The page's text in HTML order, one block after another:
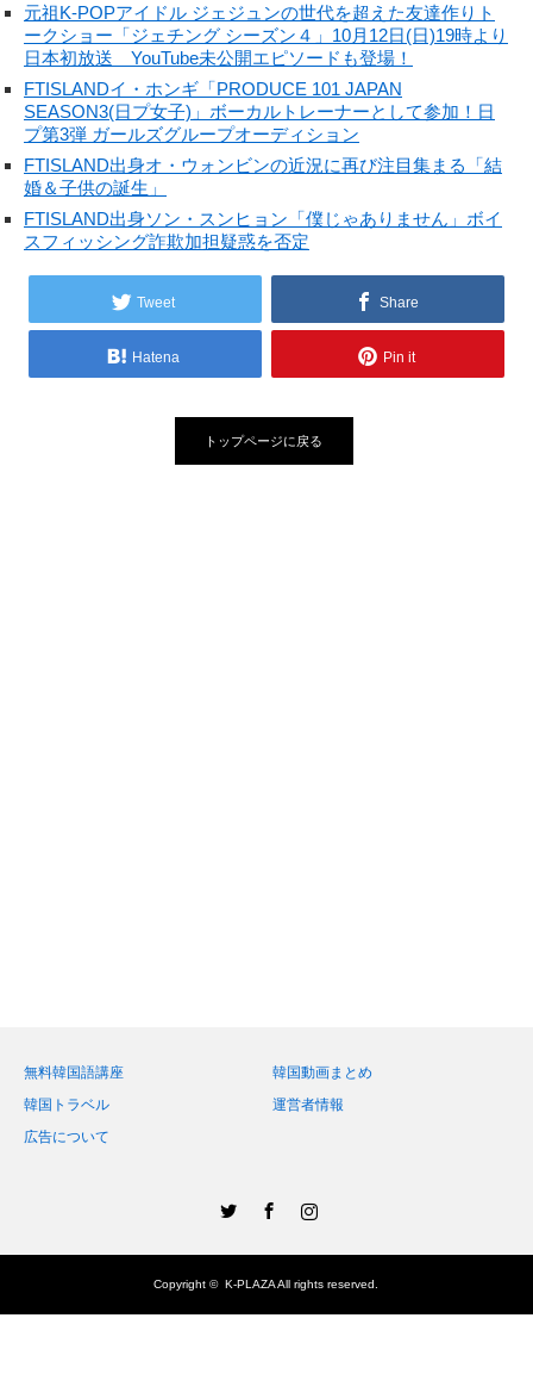
元祖K-POPアイドル ジェジュンの世代を超えた友達作りト
ークショー「ジェチング シーズン４」10月12日(日)19時より
日本初放送 YouTube未公開エピソードも登場！
FTISLANDイ・ホンギ「PRODUCE 101 JAPAN
SEASON3(日プ女子)」ボーカルトレーナーとして参加！日
プ第3弾 ガールズグループオーディション
FTISLAND出身オ・ウォンビンの近況に再び注目集まる「結
婚＆子供の誕生」
FTISLAND出身ソン・スンヒョン「僕じゃありません」ボイ
スフィッシング詐欺加担疑惑を否定
Tweet Share
Hatena Pin it
トップページに戻る
無料韓国語講座
韓国動画まとめ
韓国トラベル
運営者情報
広告について
Copyright ©K-PLAZAAll rights reserved.